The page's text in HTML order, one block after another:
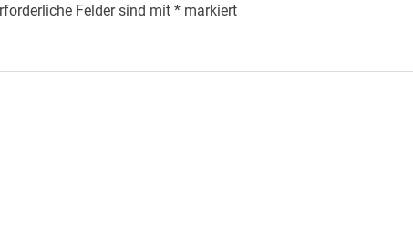
Felder sind mit *markiert